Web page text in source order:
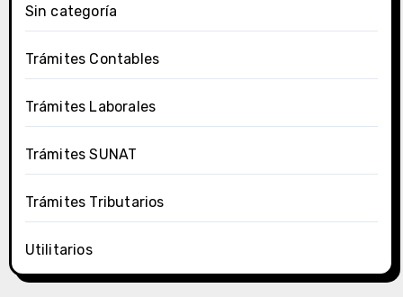
Sin categoría
Trámites Contables
Trámites Laborales
Trámites SUNAT
Trámites Tributarios
Utilitarios